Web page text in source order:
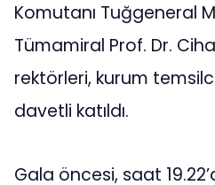
Komutanı Tuğgeneral
Tümamiral Prof. Dr.
rektörleri, kurum
davetli katıldı.
Gala öncesi, saat